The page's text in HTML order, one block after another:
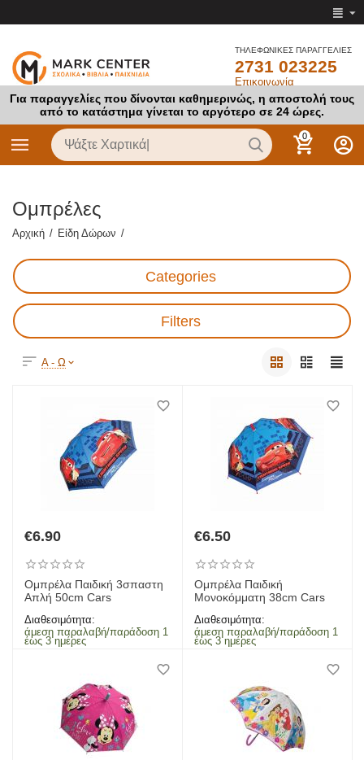
ΤΗΛΕΦΩΝΙΚΕΣ ΠΑΡΑΓΓΕΛΙΕΣ
2731 023225
Επικοινωνία
Για παραγγελίες που δίνονται καθημερινώς, η αποστολή τους
από το κατάστημα γίνεται το αργότερο σε 24 ώρες.
0
Ομπρέλες
Αρχική / Είδη Δώρων /
Categories
Filters
Α - Ω
€6.90
Ομπρέλα Παιδική 3σπαστη
Απλή 50cm Cars
Διαθεσιμότητα:
άμεση παραλαβή/παράδοση 1
έως 3 ημέρες
€6.50
Ομπρέλα Παιδική
Μονοκόμματη 38cm Cars
Διαθεσιμότητα:
άμεση παραλαβή/παράδοση 1
έως 3 ημέρες